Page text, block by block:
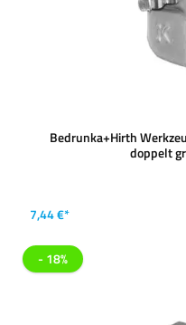
Bedrunka+Hirth
doppelt
7,44 €*
- 18%